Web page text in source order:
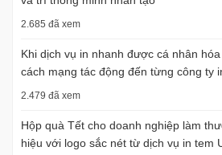
2.685 đã xem
Khi dịch vụ in nhanh được cá nhân
cách mạng tác động đến từng công ty
2.479 đã xem
Hộp quà Tết cho doanh nghiệp làm
hiệu với logo sắc nét từ dịch vụ in tem